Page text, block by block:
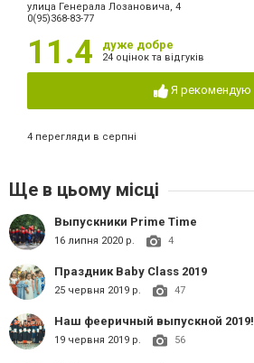
улица Генерала Лозановича, 4
0(95)368-83-77
11.4 дуже добре
24 оцінок та відгуків
Я рекомендую
4 перегляди в серпні
Ще в цьому місці
Выпускники Prime Time
16 липня 2020 р. 4
Праздник Baby Class 2019
25 червня 2019 р. 47
Наш фееричный выпускной 2019!
19 червня 2019 р. 56